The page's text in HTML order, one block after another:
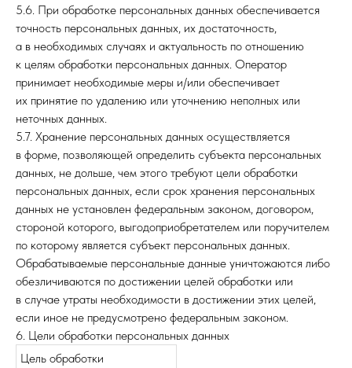
5.6. При обработке персональных данных обеспечивается
точность персональных данных, их достаточность,
а в необходимых случаях и актуальность по отношению
к целям обработки персональных данных. Оператор
принимает необходимые меры и/или обеспечивает
их принятие по удалению или уточнению неполных или
неточных данных.
5.7. Хранение персональных данных осуществляется
в форме, позволяющей определить субъекта персональных
данных, не дольше, чем этого требуют цели обработки
персональных данных, если срок хранения персональных
данных не установлен федеральным законом, договором,
стороной которого, выгодоприобретателем или поручителем
по которому является субъект персональных данных.
Обрабатываемые персональные данные уничтожаются либо
обезличиваются по достижении целей обработки или
в случае утраты необходимости в достижении этих целей,
если иное не предусмотрено федеральным законом.
6. Цели обработки персональных данных
Цель обработки